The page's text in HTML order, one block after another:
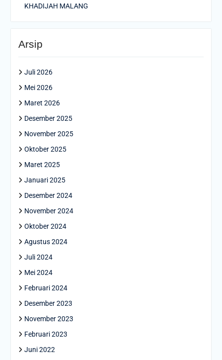
KHADIJAH MALANG
Arsip
Juli 2026
Mei 2026
Maret 2026
Desember 2025
November 2025
Oktober 2025
Maret 2025
Januari 2025
Desember 2024
November 2024
Oktober 2024
Agustus 2024
Juli 2024
Mei 2024
Februari 2024
Desember 2023
November 2023
Februari 2023
Juni 2022